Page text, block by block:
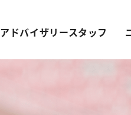
アドバイザリースタッフ